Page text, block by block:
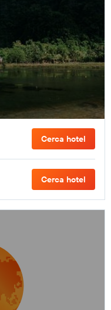
Cerca hotel
Cerca hotel